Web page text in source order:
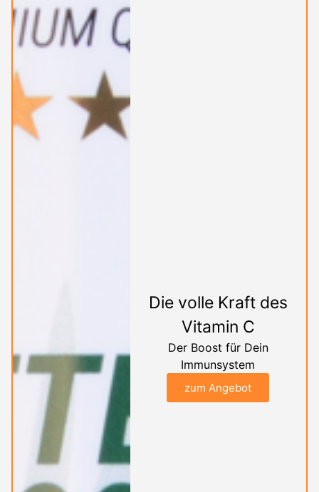
Die volle Kraft des
Vitamin C
Der Boost für Dein
Immunsystem
zum Angebot